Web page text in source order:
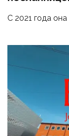
С 2021 года